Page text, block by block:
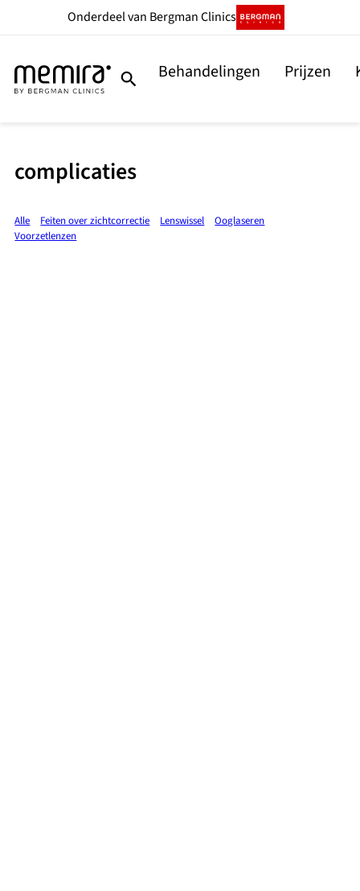
Onderdeelvan Bergman Clinics
Behandelingen Prijzen
complicaties
Alle Feiten over zichtcorrectie Lenswissel
Ooglaseren
Voorzetlenzen